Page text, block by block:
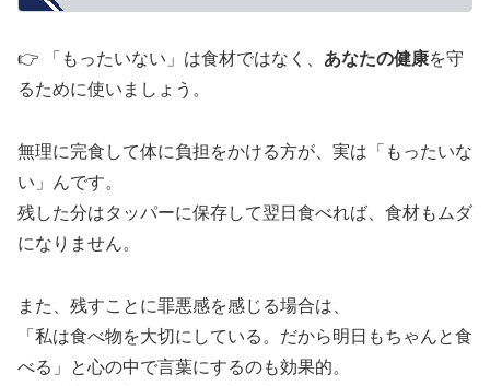
👉 「もったいない」は食材ではなく、 あなたの健康を守
るために使いましょう。
無理に完食して体に負担をかける方が、実は「もったいな
い」んです。
残した分はタッパーに保存して翌日食べれば、食材もムダ
になりません。
また、残すことに罪悪感を感じる場合は、
「私は食べ物を大切にしている。だから明日もちゃんと食
べる」と心の中で言葉にするのも効果的。